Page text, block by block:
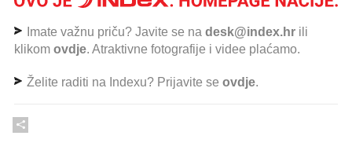
Imate važnu priču? Javite se na desk@index.hr ili
klikom ovdje. Atraktivne fotografije i videe plaćamo.
Želite raditi na Indexu? Prijavite se ovdje.